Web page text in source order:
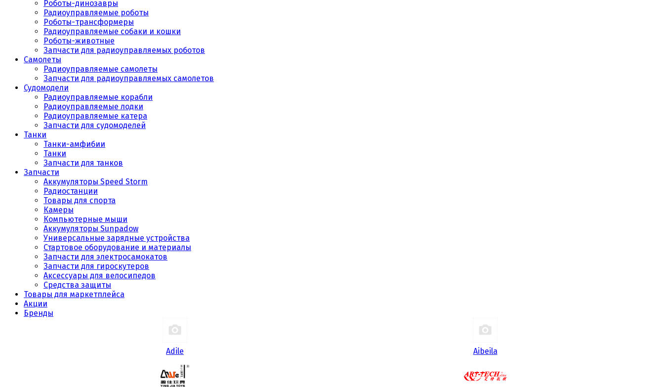
Роботы-динозавры
Радиоуправляемые роботы
Роботы-трансформеры
Радиоуправляемые собаки и кошки
Роботы-животные
Запчасти для радиоуправляемых роботов
Самолеты
Радиоуправляемые самолеты
Запчасти для радиоуправляемых самолетов
Судомодели
Радиоуправляемые корабли
Радиоуправляемые лодки
Радиоуправляемые катера
Запчасти для судомоделей
Танки
Танки-амфибии
Танки
Запчасти для танков
Запчасти
Аккумуляторы Speed Storm
Радиостанции
Товары для спорта
Камеры
Компьютерные мыши
Аккумуляторы Sunpadow
Универсальные зарядные устройства
Стартовое оборудование и материалы
Запчасти для электросамокатов
Запчасти для гироскутеров
Аксессуары для велосипедов
Средства защиты
Товары для маркетплейса
Акции
Бренды
Adile Aibeila